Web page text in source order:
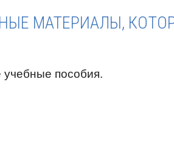
МАТЕРИАЛЫ,
пособия.